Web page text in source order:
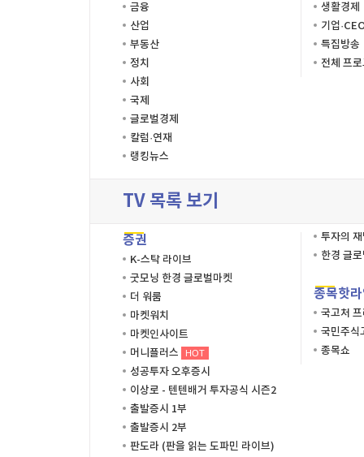
금융
산업
부동산
정치
사회
국제
글로벌경제
칼럼·연재
랭킹뉴스
생활경제
기업
특집방송
전체 프
TV 목록 보기
증권
K-스탁 라이브
굿모닝 한경 글로벌마켓
더 워룸
마켓워치
마켓인사이트
머니플러스
HOT
성공투자 오후증시
이상로 - 텐텐배거 투자공식 시즌2
출발증시 1부
출발증시 2부
판도라 (판을 읽는 도파민 라이브)
투자의
한경 글
종목핫
국고처
국민주식
종목쇼